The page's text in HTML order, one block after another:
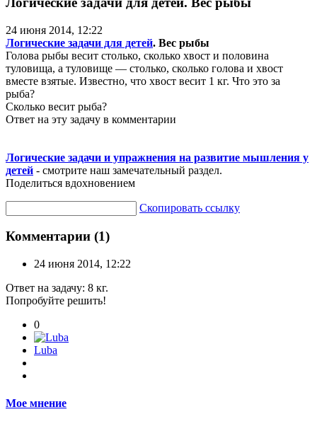
24 июня 2014, 12:22
Логические задачи для детей. Вес рыбы
Голова рыбы весит столько, сколько хвост и половина
туловища, а туловище — столько, сколько голова и хвост
вместе взятые. Известно, что хвост весит 1 кг. Что это за
рыба?
Сколько весит рыба?
Ответ на эту задачу в комментарии
Логические задачи и упражнения на развитие мышления у
детей - смотрите наш замечательный раздел.
Поделиться вдохновением
Скопировать ссылку
Комментарии (1)
24 июня 2014, 12:22
Ответ на задачу: 8 кг.
Попробуйте решить!
0
Luba
Мое мнение